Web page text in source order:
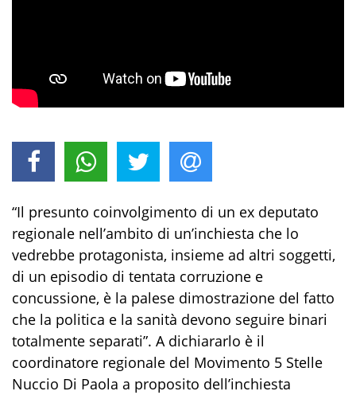
“Il presunto coinvolgimento di un ex deputato
regionale nell’ambito di un’inchiesta che lo
vedrebbe protagonista, insieme ad altri soggetti,
di un episodio di tentata corruzione e
concussione, è la palese dimostrazione del fatto
che la politica e la sanità devono seguire binari
totalmente separati”. A dichiararlo è il
coordinatore regionale del Movimento 5 Stelle
Nuccio Di Paola a proposito dell’inchiesta